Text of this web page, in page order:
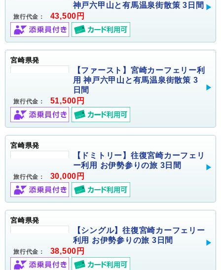
神戸六甲山と有馬温泉街散策 3日間
旅行代金： 43,500円
宮崎県発
【ファースト】宮崎カーフェリー利
用 神戸六甲山と有馬温泉街散策 3
日間
旅行代金： 51,500円
宮崎県発
【ドミトリー】往復宮崎カーフェリ
ー利用 お伊勢参りの旅 3日間
旅行代金： 30,000円
宮崎県発
【シングル】往復宮崎カーフェリー
利用 お伊勢参りの旅 3日間
旅行代金： 38,500円